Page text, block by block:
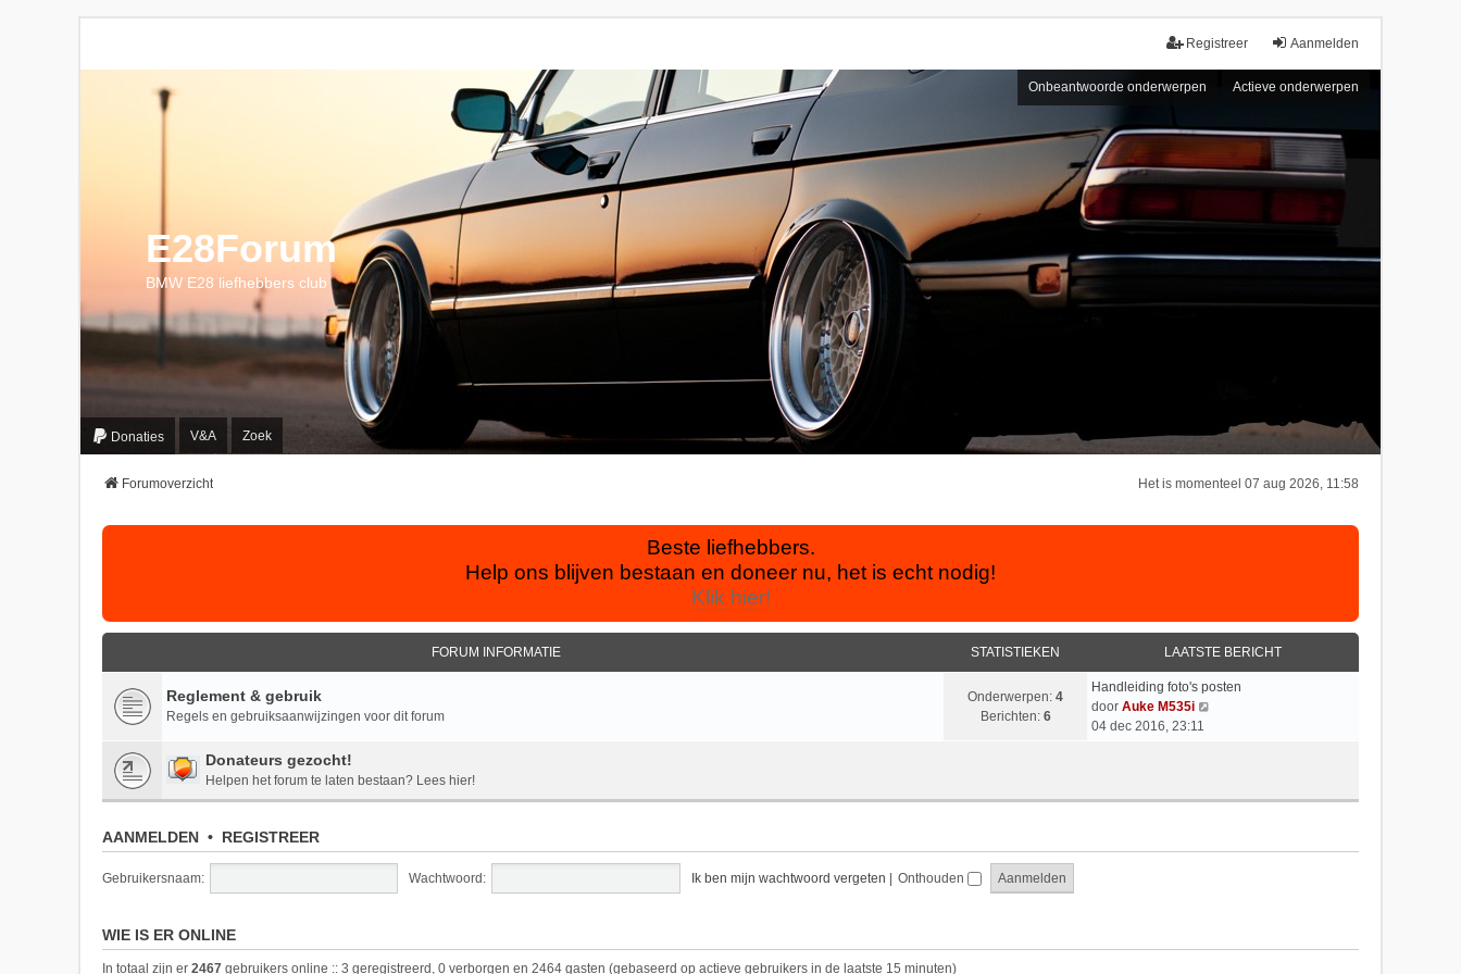
Aanmelden
Registreer
Onbeantwoorde onderwerpen Actieve onderwerpen
E28Forum
BMW E28 liefhebbers club
Donaties V&A Zoek
Het is momenteel 07 aug 2026, 11:58
Forumoverzicht
Beste liefhebbers.
Help ons blijven bestaan en doneer nu, het is echt nodig!
Klik hier!
FORUM INFORMATIE STATISTIEKEN LAATSTE BERICHT
Reglement & gebruik
Regels en gebruiksaanwijzingen voor dit forum
Onderwerpen: 4
Berichten: 6
Handleiding foto's posten
door Auke M535i
k
04 dec 2016, 23:11
Donateurs gezocht!
Helpen het forum te laten bestaan? Lees hier!
AANMELDEN • REGISTREER
Gebruikersnaam: Wachtwoord: Ik ben mijn wachtwoord vergeten Onthouden
WIE IS ER ONLINE
In totaal zijn er 2467 gebruikers online :: 3 geregistreerd, 0 verborgen en 2464 gasten (gebaseerd op actieve gebruikers in de laatste 15 minuten)